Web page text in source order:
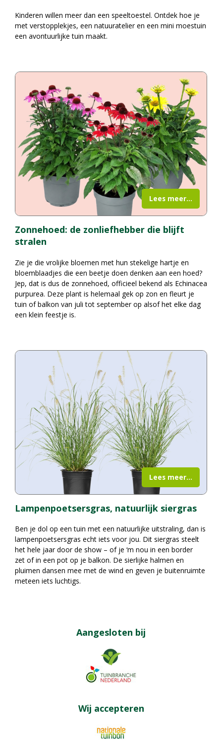
Kinderen willen meer dan een speeltoestel. Ontdek hoe je
met verstopplekjes, een natuuratelier en een mini moestuin
een avontuurlijke tuin maakt.
Zonnehoed: de zonliefhebber die blijft
stralen
Zie je die vrolijke bloemen met hun stekelige hartje en
bloemblaadjes die een beetje doen denken aan een hoed?
Jep, dat is dus de zonnehoed, officieel bekend als Echinacea
purpurea. Deze plant is helemaal gek op zon en fleurt je
tuin of balkon van juli tot september op alsof het elke dag
een klein feestje is.
Lees meer...
Lampenpoetsersgras, natuurlijk siergras
Ben je dol op een tuin met een natuurlijke uitstraling, dan is
lampenpoetsersgras echt iets voor jou. Dit siergras steelt
het hele jaar door de show – of je ‘m nou in een border
zet of in een pot op je balkon. De sierlijke halmen en
pluimen dansen mee met de wind en geven je buitenruimte
meteen iets luchtigs.
Lees meer...
Aangesloten bij
Wij accepteren